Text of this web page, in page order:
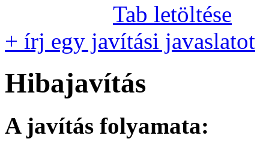
Tab letöltése
+ írj egy javítási javaslatot
Hibajavítás
A javítás folyamata: